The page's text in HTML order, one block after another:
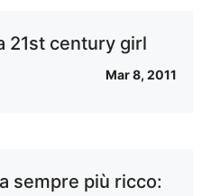
21st century girl
Mar 8, 2011
sempre più ricco: